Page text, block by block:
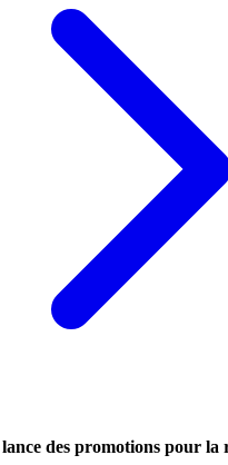
des promotions pour la